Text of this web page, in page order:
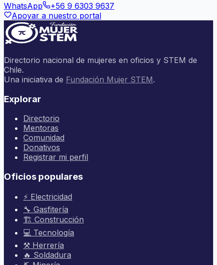
WhatsApp
+56 9 6303 9637
Apoyar a nuestro portal
Directorio nacional de mujeres en oficios y STEM de
Chile.
Una iniciativa de Fundación Mujer STEM.
Explorar
Directorio
Mentoras
Comunidad
Donativos
Registrar mi perfil
Oficios populares
⚡ Electricidad
🔧 Gasfitería
🏗️ Construcción
💻 Tecnología
⚒️ Herrería
🔥 Soldadura